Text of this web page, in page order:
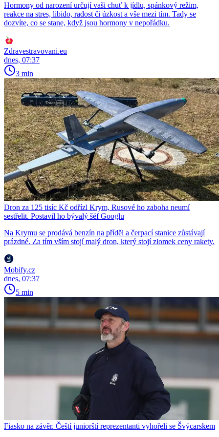
Hormony od narození určují vaši chuť k jídlu, spánkový režim,
reakce na stres, libido, radost či úzkost a vše mezi tím. Tady se
dozvíte, co se stane, když jsou hormony v nepořádku.
Zdravestravovani.eu
dnes, 07:37
3 min
Dron za 125 tisíc Kč odřízl Krym, Rusové ho zaboha neumí
sestřelit. Postavil ho bývalý šéf Googlu
Na Krymu se prodává benzín na příděl a čerpací stanice zůstávají
prázdné. Za tím vším stojí malý dron, který stojí zlomek ceny rakety.
Mobify.cz
dnes, 07:37
5 min
Fiasko na závěr. Čeští juniorští reprezentanti vyhořeli se Švýcarskem